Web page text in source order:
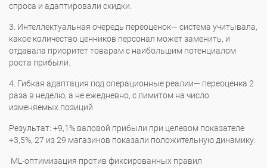
спроса и адаптировали скидки.
3. Интеллектуальная очередь переоценок— система учитывала,
какое количество ценников персонал может заменить, и
отдавала приоритет товарам с наибольшим потенциалом
роста прибыли.
4. Гибкая адаптация под операционные реалии— переоценка 2
раза в неделю, а не ежедневно, с лимитом на число
изменяемых позиций.
Результат: +9,1% валовой прибыли при целевом показателе
+3,5%, 27 из 29 магазинов показали положительную динамику.
ML-оптимизация против фиксированных правил